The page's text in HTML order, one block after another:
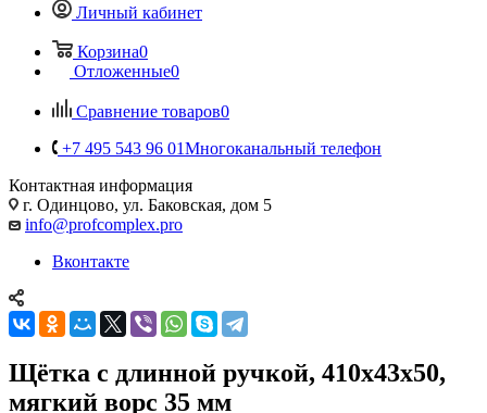
Личный кабинет
Корзина0
Отложенные0
Сравнение товаров0
+7 495 543 96 01Многоканальный телефон
Контактная информация
г. Одинцово, ул. Баковская, дом 5
info@profcomplex.pro
Вконтакте
Щётка с длинной ручкой, 410x43x50,
мягкий ворс 35 мм